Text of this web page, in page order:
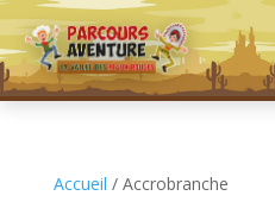
Accueil / Accrobranche